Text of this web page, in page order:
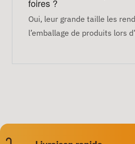
foires ?
Oui, leur grande taille les
l’emballage de produits lors